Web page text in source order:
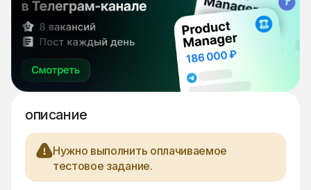
описание
Нужно выполнить оплачиваемое
тестовое задание.